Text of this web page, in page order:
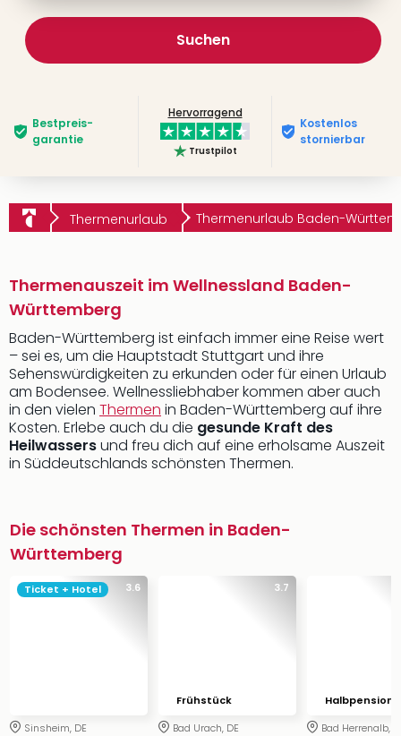
Suchen
Bestpreis­
garantie
Hervorragend
Trustpilot
Kostenlos
stornierbar
Thermenurlaub Thermenurlaub Baden-
Thermenauszeit im Wellnessland Baden-
Württemberg
Baden-Württemberg ist einfach immer eine Reise wert
– sei es, um die Hauptstadt Stuttgart und ihre
Sehenswürdigkeiten zu erkunden oder für einen Urlaub
am Bodensee. Wellnessliebhaber kommen aber auch
in den vielen Thermen in Baden-Württemberg auf ihre
Kosten. Erlebe auch du die gesunde Kraft des
Heilwassersund freu dich auf eine erholsame Auszeit
in Süddeutschlands schönsten Thermen.
Die schönsten Thermen in Baden-
Württemberg
3.6
Ticket + Hotel
Sinsheim, DE
3.7
Frühstück
Bad Urach, DE
Halbpension
Bad Herrenalb,